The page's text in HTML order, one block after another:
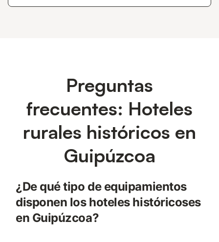
Preguntas
frecuentes: Hoteles
rurales históricos en
Guipúzcoa
¿De qué tipo de equipamientos
disponen los hoteles históricoses
en Guipúzcoa?